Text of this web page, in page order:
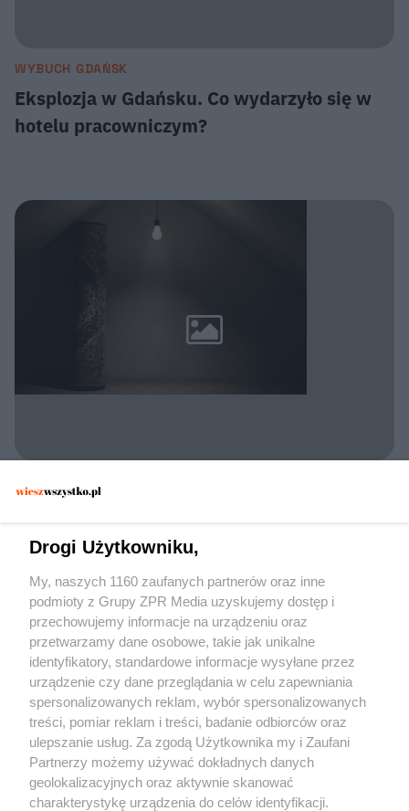
WYBUCH GDAŃSK
Eksplozja w Gdańsku. Co wydarzyło się w
hotelu pracowniczym?
dywan wystarczył, by zmylić
funkcjonariuszy?
Żaden utwór zamieszczony w serwisie nie może być powielany i
rozpowszechniany lub dalej rozpowszechniany w jakikolwiek sposób (w tym
także elektroniczny lub mechaniczny) na jakimkolwiek polu eksploatacji w
jakiejkolwiek formie, włącznie z umieszczaniem w Internecie bez pisemnej
zgody właściciela praw. Jakiekolwiek użycie lub wykorzystanie utworów w
całości lub w części z naruszeniem prawa, tzn. bez właściwej zgody, jest
zabronione pod groźbą kary i może być ścigane prawnie.
Drogi Użytkowniku,
My, naszych 1160 zaufanych partnerów oraz inne
podmioty z Grupy ZPR Media uzyskujemy dostęp i
przechowujemy informacje na urządzeniu oraz
przetwarzamy dane osobowe, takie jak unikalne
identyfikatory, standardowe informacje wysyłane przez
urządzenie czy dane przeglądania w celu zapewniania
spersonalizowanych reklam, wybór spersonalizowanych
treści, pomiar reklam i treści, badanie odbiorców oraz
ulepszanie usług. Za zgodą Użytkownika my i Zaufani
Partnerzy możemy używać dokładnych danych
geolokalizacyjnych oraz aktywnie skanować
charakterystykę urządzenia do celów identyfikacji.